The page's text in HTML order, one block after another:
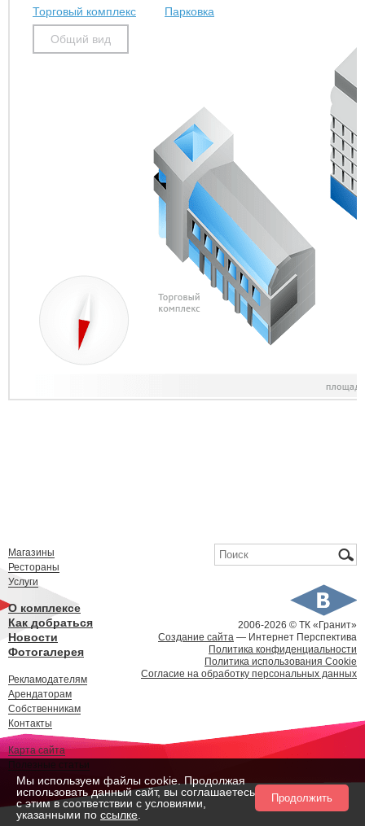
Торговый комплекс Парковка
Общий вид
2006-2026 © ТК «Гранит»
Создание сайта — Интернет Перспектива
Политика конфиденциальности
Политика использования Cookie
Согласие на обработку персональных данных
Форма поиска
Поиск
Магазины
Рестораны
Услуги
О комплексе
Как добраться
Новости
Фотогалерея
Рекламодателям
Арендаторам
Собственникам
Контакты
Карта сайта
Полезные статьи
Мы используем файлы cookie. Продолжая
использовать данный сайт, вы соглашаетесь
с этим в соответствии с условиями,
указанными по ссылке
Продолжить